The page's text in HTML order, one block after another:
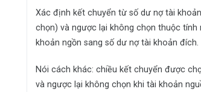
Xác định kết chuyển từ số dư nợ tài
chọn) và ngược lại không chọn thuộc
khoản ngồn sang số dư nợ tài khoản đích.
Nói cách khác: chiều kết chuyển được
và ngược lại không chọn khi tài khoản